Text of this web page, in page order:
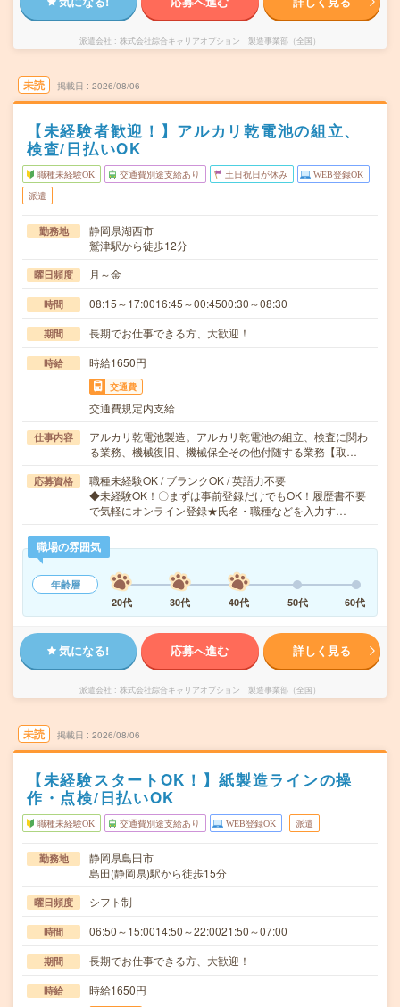
派遣会社 株式会社綜合キャリアオプション 製造事業部（全国）
未読 掲載日 2026/08/06
【未経験者歓迎！】アルカリ乾電池の組立、
検査/日払いOK
職種未経験OK 交通費別途支給あり 土日祝日が休み WEB登録OK
派遣
勤務地
静岡県湖西市
鷲津駅から徒歩12分
曜日頻度 月～金
時間 08:15～17:0016:45～00:4500:30～08:30
期間 長期でお仕事できる方、大歓迎！
時給 時給1650円
交通費
交通費規定内支給
仕事内容
アルカリ乾電池製造。アルカリ乾電池の組立、検査に関わ
る業務、機械復旧、機械保全その他付随する業務【取…
応募資格
職種未経験OK / ブランクOK / 英語力不要
◆未経験OK！〇まずは事前登録だけでもOK！履歴書不要
で気軽にオンライン登録★氏名・職種などを入力す…
職場の雰囲気
年齢層
20代
30代 40代 50代 60代
気になる! 応募へ進む 詳しく見る
派遣会社 株式会社綜合キャリアオプション 製造事業部（全国）
未読 掲載日 2026/08/06
【未経験スタートOK！】紙製造ラインの操
作・点検/日払いOK
職種未経験OK 交通費別途支給あり WEB登録OK 派遣
勤務地
静岡県島田市
島田(静岡県)駅から徒歩15分
曜日頻度 シフト制
時間 06:50～15:0014:50～22:0021:50～07:00
期間 長期でお仕事できる方、大歓迎！
時給 時給1650円